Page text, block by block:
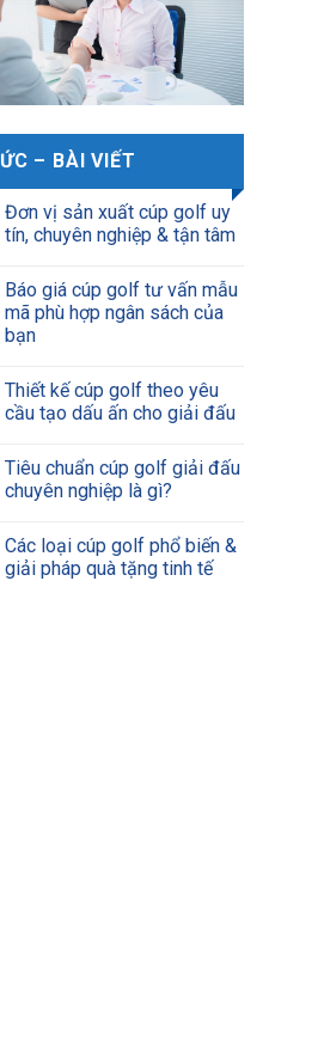
– BÀI VIẾT
Đơn vị sản xuất cúp golf uy
tín, chuyên nghiệp & tận tâm
Báo giá cúp golf tư vấn mẫu
mã phù hợp ngân sách của
bạn
Thiết kế cúp golf theo yêu
cầu tạo dấu ấn cho giải đấu
Tiêu chuẩn cúp golf giải đấu
chuyên nghiệp là gì?
Các loại cúp golf phổ biến &
giải pháp quà tặng tinh tế